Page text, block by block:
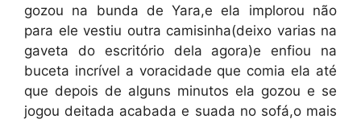
gozou na bunda de Yara,e ela implorou não
para ele vestiu outra camisinha(deixo varias na
gaveta do escritório dela agora)e enfiou na
buceta incrível a voracidade que comia ela até
que depois de alguns minutos ela gozou e se
jogou deitada acabada e suada no sofá,o mais